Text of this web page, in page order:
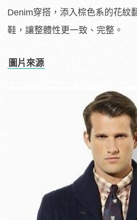
Denim穿搭，添入棕色系的花紋
鞋，讓整體性更一致、完整。
圖片來源